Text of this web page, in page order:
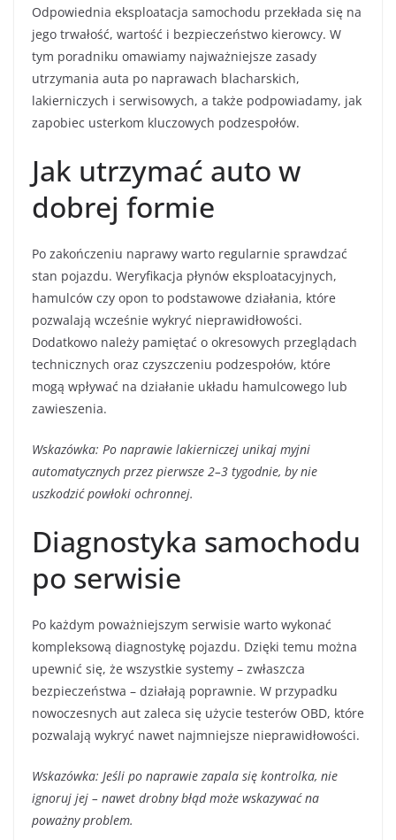
Odpowiednia eksploatacja samochodu przekłada się na
jego trwałość, wartość i bezpieczeństwo kierowcy. W
tym poradniku omawiamy najważniejsze zasady
utrzymania auta po naprawach blacharskich,
lakierniczych i serwisowych, a także podpowiadamy, jak
zapobiec usterkom kluczowych podzespołów.
Jak utrzymać auto w
dobrej formie
Po zakończeniu naprawy warto regularnie sprawdzać
stan pojazdu. Weryfikacja płynów eksploatacyjnych,
hamulców czy opon to podstawowe działania, które
pozwalają wcześnie wykryć nieprawidłowości.
Dodatkowo należy pamiętać o okresowych przeglądach
technicznych oraz czyszczeniu podzespołów, które
mogą wpływać na działanie układu hamulcowego lub
zawieszenia.
Wskazówka: Po naprawie lakierniczej unikaj myjni
automatycznych przez pierwsze 2–3 tygodnie, by nie
uszkodzić powłoki ochronnej.
Diagnostyka samochodu
po serwisie
Po każdym poważniejszym serwisie warto wykonać
kompleksową diagnostykę pojazdu. Dzięki temu można
upewnić się, że wszystkie systemy – zwłaszcza
bezpieczeństwa – działają poprawnie. W przypadku
nowoczesnych aut zaleca się użycie testerów OBD, które
pozwalają wykryć nawet najmniejsze nieprawidłowości.
Wskazówka: Jeśli po naprawie zapala się kontrolka, nie
ignoruj jej – nawet drobny błąd może wskazywać na
poważny problem.